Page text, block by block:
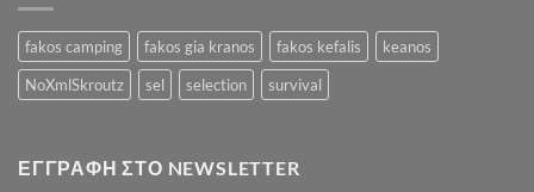
fakos camping fakos gia kranos fakos kefalis
keanos
NoXmlSkroutz
sel selection survival
ΕΓΓΡΑΦΉ ΣΤΟ NEWSLETTER